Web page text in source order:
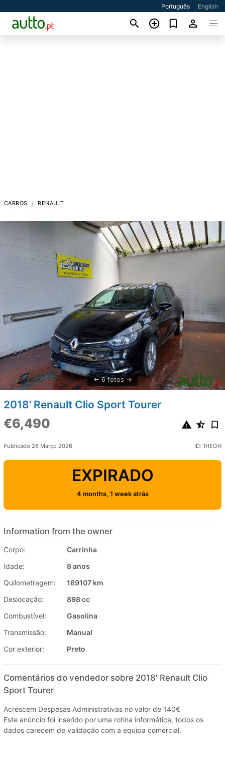
Português English
CARROS RENAULT
6 fotos
2018' Renault Clio Sport Tourer
€6,490
Publicado 26 Março 2026 ID: TrIEOH
EXPIRADO
4 months, 1 week atrás
Information from the owner
Corpo:
Carrinha
Idade:
8 anos
Quilometragem:
169107 km
Deslocação:
898 cc
Combustível:
Gasolina
Transmissão:
Manual
Cor exterior:
Preto
Comentários do vendedor sobre 2018' Renault Clio
Sport Tourer
Acrescem Despesas Administrativas no valor de 140€
Este anúncio foi inserido por uma rotina informática, todos os
dados carecem de validação com a equipa comercial.